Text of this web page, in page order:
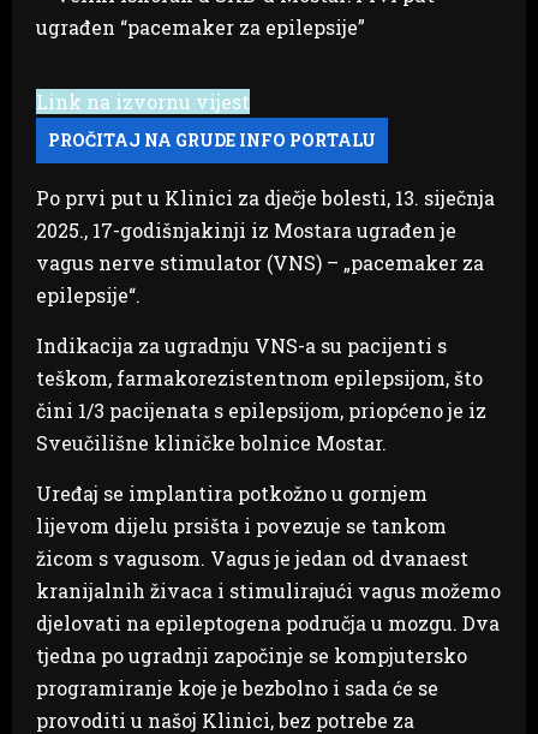
Link na izvornu vijest
Po prvi put u Klinici za dječje bolesti, 13. siječnja
2025., 17-godišnjakinji iz Mostara ugrađen je
vagus nerve stimulator (VNS) – „pacemaker za
epilepsije“.
Indikacija za ugradnju VNS-a su pacijenti s
teškom, farmakorezistentnom epilepsijom, što
čini 1/3 pacijenata s epilepsijom, priopćeno je iz
Sveučilišne kliničke bolnice Mostar.
Uređaj se implantira potkožno u gornjem
lijevom dijelu prsišta i povezuje se tankom
žicom s vagusom. Vagus je jedan od dvanaest
kranijalnih živaca i stimulirajući vagus možemo
djelovati na epileptogena područja u mozgu. Dva
tjedna po ugradnji započinje se kompjutersko
programiranje koje je bezbolno i sada će se
provoditi u našoj Klinici, bez potrebe za